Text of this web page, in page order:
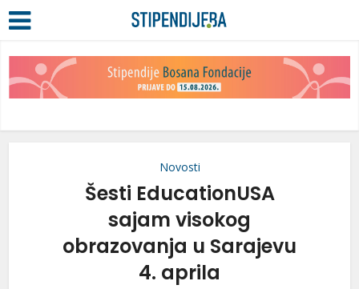
Novosti
Šesti EducationUSA
sajam visokog
obrazovanja u Sarajevu
4. aprila